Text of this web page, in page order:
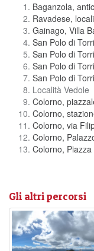
Baganzola,
Ravadese,
Gainago, Villa
San Polo di
San Polo di
San Polo di
San Polo di
Località Vedole
Colorno,
Colorno,
Colorno, via
Colorno,
Colorno,
Gli altri percorsi